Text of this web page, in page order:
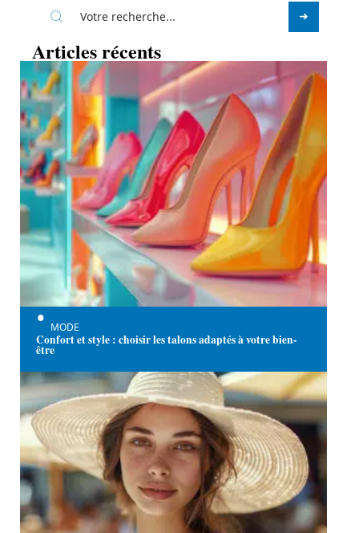
Articles récents
MODE
Confort et style : choisir les talons adaptés à votre bien-
être